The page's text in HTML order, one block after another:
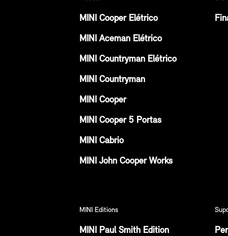
MINI Cooper Elétrico
MINI Aceman Elétrico
MINI Countryman Elétrico
MINI Countryman
MINI Cooper
MINI Cooper 5 Portas
MINI Cabrio
MINI John Cooper Works
MINI Editions
MINI Paul Smith Edition